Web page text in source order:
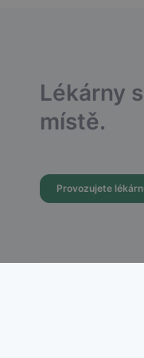
Lékárny
místě.
Provozujete